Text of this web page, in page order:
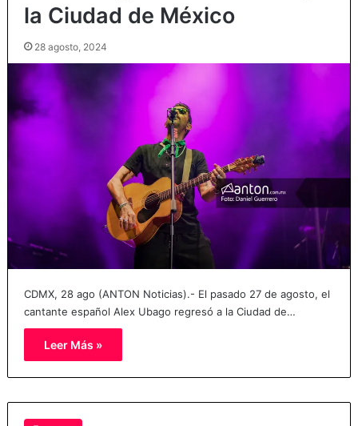
la Ciudad de México
28 agosto, 2024
CDMX, 28 ago (ANTON Noticias).- El pasado 27 de agosto, el
cantante español Alex Ubago regresó a la Ciudad de…
Leer Más »